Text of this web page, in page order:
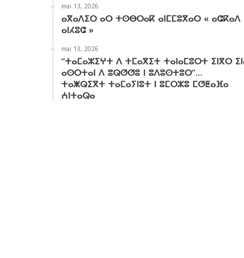
mai 13, 2026
ⴰⴳⴰⴷⵉⵔ ⴰⵔ ⵜⵙⴱⵔⴰⴽ ⴰⵏⵎⵎⵓⴳⴰⵔ « ⴰⵛⴽⴰⴷ
ⴰⵏⵃⵓⵛ »
mai 13, 2026
“ⵜⴰⵎⴰⵣⵉⵖⵜ ⴷ ⵜⵎⴰⴳⵉⵜ ⵜⴰⵏⴰⵎⵓⵔⵜ ⵉⵏⴳⵔ
ⴰⵙⵔⵜⴰⵏ ⴷ ⵓⵕⵚⵚⵓ ⵏ ⵓⴷⵓⵙⵜⵓⵔ”…
ⵜⴰⵥⵕⵉⴳⵜ ⵜⴰⵎⴰⵢⵏⵓⵜ ⵏ ⵓⵎⵔⵣⵓ ⵎⵚⵟⴰⴼⴰ
ⵄⵏⵜⴰⵕⴰ